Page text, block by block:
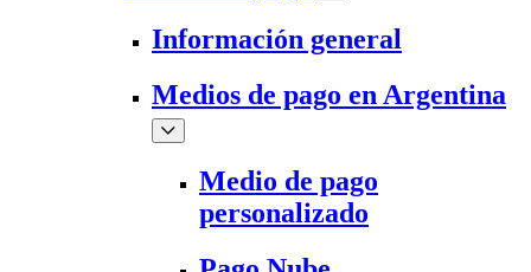
Información general
Medios de pago en Argentina
Medio de pago
personalizado